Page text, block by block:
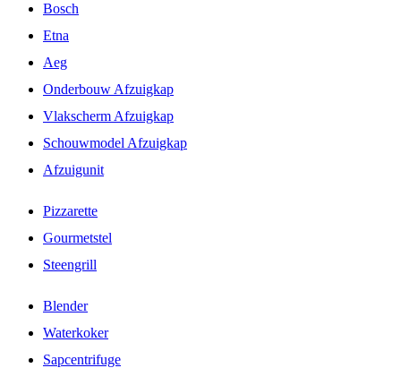
Bosch
Etna
Aeg
Onderbouw Afzuigkap
Vlakscherm Afzuigkap
Schouwmodel Afzuigkap
Afzuigunit
Pizzarette
Gourmetstel
Steengrill
Blender
Waterkoker
Sapcentrifuge